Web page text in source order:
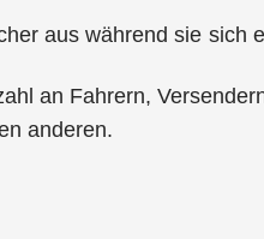
aus während sie sich
an Fahrern,
anderen.